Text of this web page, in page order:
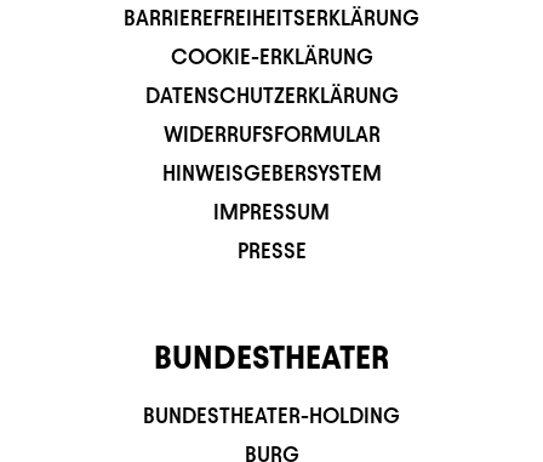
BARRIEREFREIHEITSERKLÄRUNG
COOKIE-ERKLÄRUNG
DATENSCHUTZERKLÄRUNG
WIDERRUFSFORMULAR
HINWEISGEBERSYSTEM
IMPRESSUM
PRESSE
BUNDESTHEATER
BUNDESTHEATER-HOLDING
BURG